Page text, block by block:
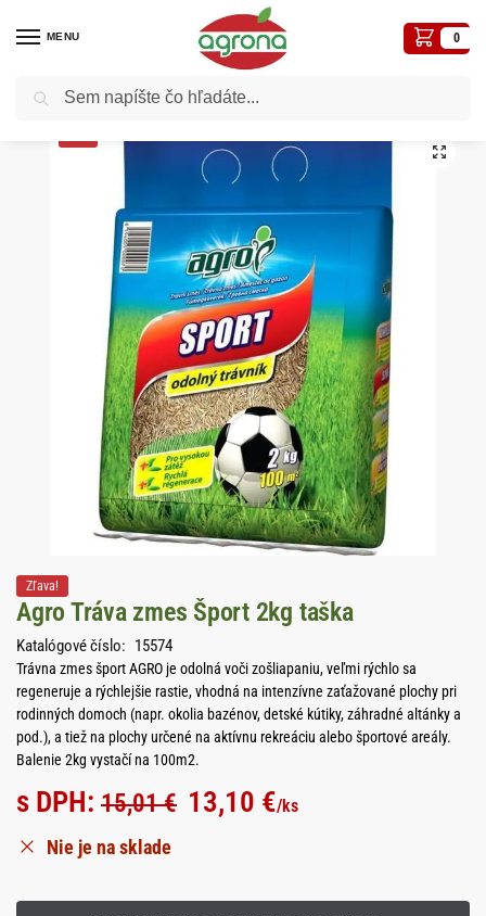
MENU 0
Domov Agro Tráva zmes Šport 2kg taška
Zľava!
Agro Tráva zmes Šport 2kg taška
Katalógové číslo: 15574
Trávna zmes šport AGRO je odolná voči zošliapaniu, veľmi rýchlo sa
regeneruje a rýchlejšie rastie, vhodná na intenzívne zaťažované plochy pri
rodinných domoch (napr. okolia bazénov, detské kútiky, záhradné altánky a
pod.), a tiež na plochy určené na aktívnu rekreáciu alebo športové areály.
Balenie 2kg vystačí na 100m2.
s DPH: 15,01€ 13,10 €/ks
Nie je na sklade